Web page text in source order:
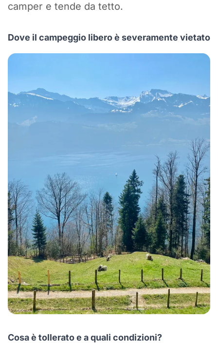
camper e tende da tetto.
Dove il campeggio libero è severamente vietato
Cosa è tollerato e a quali condizioni?